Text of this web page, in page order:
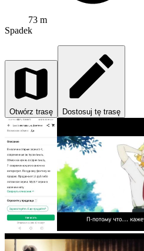
73 m
Spadek
Otwórz trasę Dostosuj tę trasę